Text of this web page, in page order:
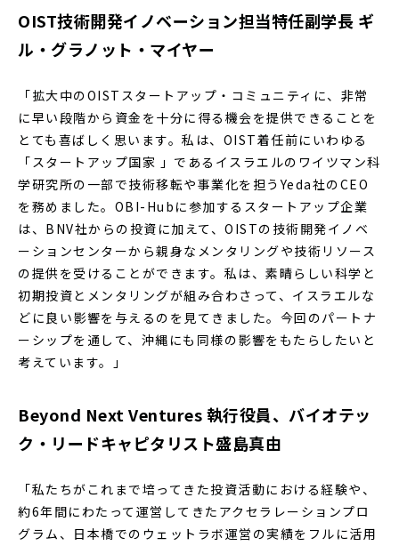
OIST技術開発イノベーション担当特任副学長 ギ
ル・グラノット・マイヤー
「拡大中のOISTスタートアップ・コミュニティに、非常
に早い段階から資金を十分に得る機会を提供できることを
とても喜ばしく思います。私は、OIST着任前にいわゆる
「スタートアップ国家 」であるイスラエルのワイツマン科
学研究所の一部で技術移転や事業化を担うYeda社のCEO
を務めました。OBI-Hubに参加するスタートアップ企業
は、BNV社からの投資に加えて、OISTの技術開発イノベ
ーションセンターから親身なメンタリングや技術リソース
の提供を受けることができます。私は、素晴らしい科学と
初期投資とメンタリングが組み合わさって、イスラエルな
どに良い影響を与えるのを見てきました。今回のパートナ
ーシップを通して、沖縄にも同様の影響をもたらしたいと
考えています。」
Beyond Next Ventures 執行役員、バイオテッ
ク・リードキャピタリスト盛島真由
「私たちがこれまで培ってきた投資活動における経験や、
約6年間にわたって運営してきたアクセラレーションプロ
グラム、日本橋でのウェットラボ運営の実績をフルに活用